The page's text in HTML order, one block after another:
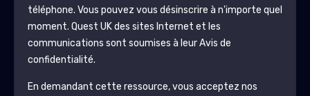
téléphone. Vous pouvez vous désinscrire à n'importe quel
moment. Quest UKdes sites Internet et les
communications sont soumises à leur Avis de
confidentialité.
En demandant cette ressource, vous acceptez nos